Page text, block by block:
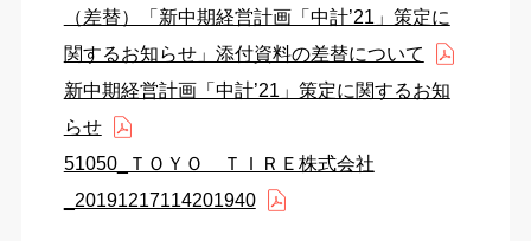
（差替）「新中期経営計画「中計’21」策定に
関するお知らせ」添付資料の差替について
新中期経営計画「中計’21」策定に関するお知
らせ
51050_ＴＯＹＯ ＴＩＲＥ株式会社
_20191217114201940